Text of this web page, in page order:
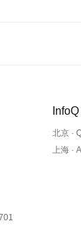
北京 ·
上海 ·